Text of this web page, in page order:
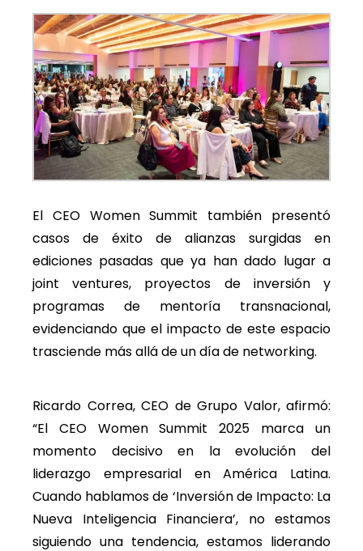
El CEO Women Summit también presentó
casos de éxito de alianzas surgidas en
ediciones pasadas que ya han dado lugar a
joint ventures, proyectos de inversión y
programas de mentoría transnacional,
evidenciando que el impacto de este espacio
trasciende más allá de un día de networking.
Ricardo Correa, CEO de Grupo Valor, afirmó:
“El CEO Women Summit 2025 marca un
momento decisivo en la evolución del
liderazgo empresarial en América Latina.
Cuando hablamos de ‘Inversión de Impacto: La
Nueva Inteligencia Financiera’, no estamos
siguiendo una tendencia, estamos liderando